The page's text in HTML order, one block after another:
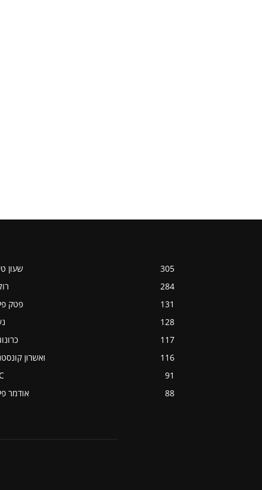
שעון
305
284
פטק
131
128
117
ואשרון
116
91
אודמר
88